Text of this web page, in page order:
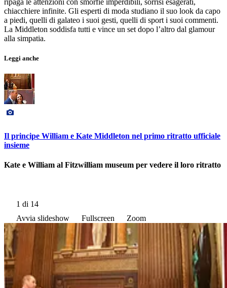
ripaga le attenzioni con smorfie imperdibili, sorrisi esagerati,
chiacchiere infinite. Gli esperti di moda studiano il suo look da capo
a piedi, quelli di galateo i suoi gesti, quelli di sport i suoi commenti.
La Middleton soddisfa tutti e vince un set dopo l’altro dal glamour
alla simpatia.
Leggi anche
Il principe William e Kate Middleton nel primo ritratto ufficiale
insieme
Kate e William al Fitzwilliam museum per vedere il loro ritratto
1 di 14
Avvia slideshow
Fullscreen Zoom